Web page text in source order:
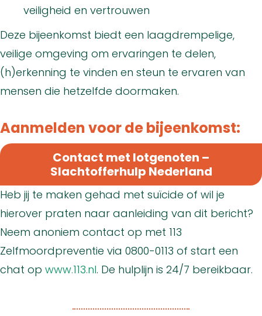
veiligheid en vertrouwen
Deze bijeenkomst biedt een laagdrempelige,
veilige omgeving om ervaringen te delen,
(h)erkenning te vinden en steun te ervaren van
mensen die hetzelfde doormaken.
Aanmelden voor de bijeenkomst:
Contact met lotgenoten –
Slachtofferhulp Nederland
Heb jij te maken gehad met suïcide of wil je
hierover praten naar aanleiding van dit bericht?
Neem anoniem contact op met 113
Zelfmoordpreventie via 0800-0113 of start een
chat op www.113.nl. De hulplijn is 24/7 bereikbaar.